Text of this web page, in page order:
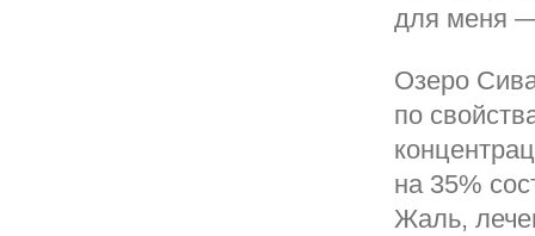
для меня —
Озеро
по
на 35%
Жаль,